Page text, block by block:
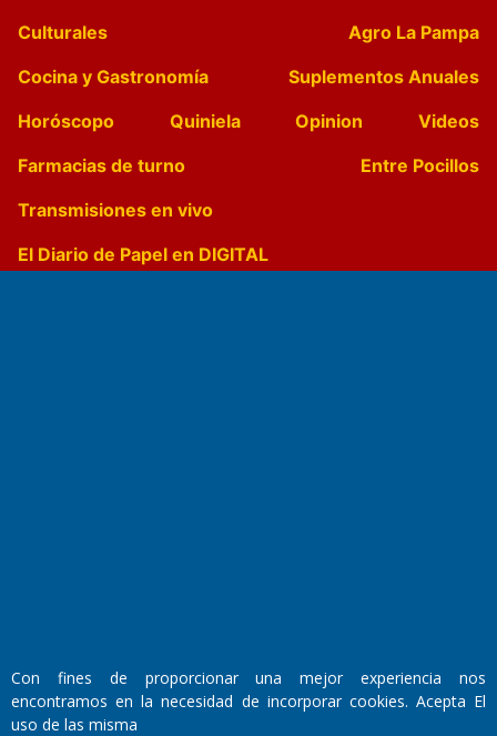
Culturales
Agro La Pampa
Cocina y Gastronomía
Suplementos Anuales
Horóscopo
Quiniela Opinion
Videos
Farmacias de turno
Entre Pocillos
Transmisiones en vivo
El Diario de Papel en DIGITAL
Director Periodístico:
Walter René Goñi
Con fines de proporcionar una mejor experiencia nos
encontramos en la necesidad de incorporar cookies. Acepta El
uso de las misma